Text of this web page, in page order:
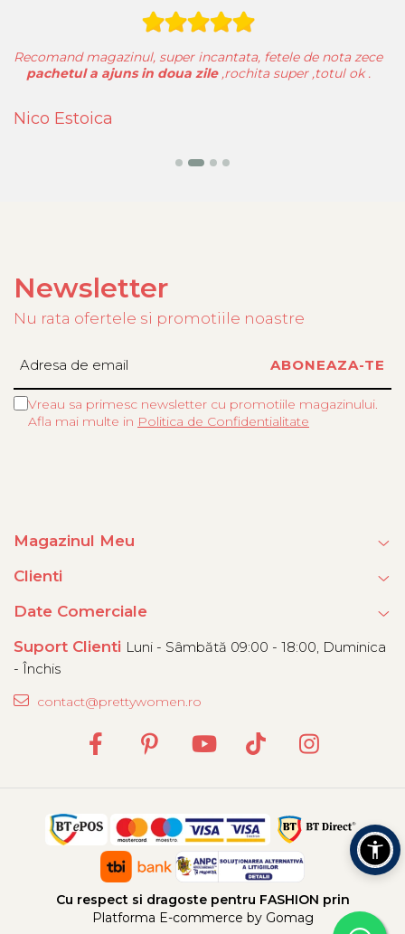
Nico Estoica
Recomand magazinul, super incantata, fetele de nota zece
pachetul a ajuns in doua zile,rochita super ,totul ok .
Newsletter
Nu rata ofertele si promotiile noastre
Vreau sa primesc newsletter cu promotiile magazinului.
Afla mai multe in Politica de Confidentialitate
Magazinul Meu
Clienti
Date Comerciale
Suport Clienti Luni - Sâmbătă 09:00 - 18:00, Duminica
- Închis
contact@prettywomen.ro
Cu respect si dragoste pentru FASHION prin
Platforma E-commerce by Gomag